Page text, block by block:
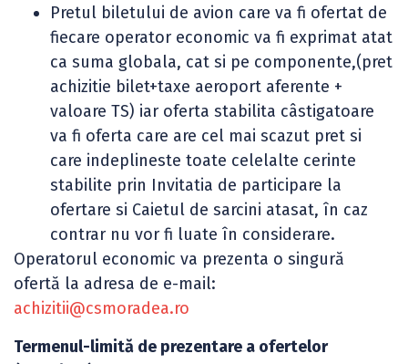
Pretul biletului de avion care va fi ofertat de
fiecare operator economic va fi exprimat atat
ca suma globala, cat si pe componente,(pret
achizitie bilet+taxe aeroport aferente +
valoare TS) iar oferta stabilita câstigatoare
va fi oferta care are cel mai scazut pret si
care indeplineste toate celelalte cerinte
stabilite prin Invitatia de participare la
ofertare si Caietul de sarcini atasat, în caz
contrar nu vor fi luate în considerare.
Operatorul economic va prezenta o singură
ofertă la adresa de e-mail:
achizitii@csmoradea.ro
Termenul-limită de prezentare a ofertelor